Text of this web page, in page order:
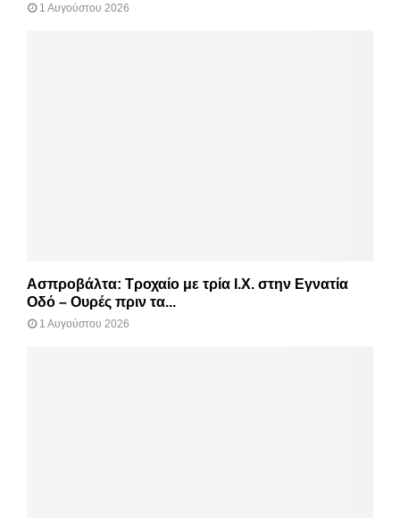
1 Αυγούστου 2026
Ασπροβάλτα: Τροχαίο με τρία Ι.Χ. στην Εγνατία
Οδό – Ουρές πριν τα...
1 Αυγούστου 2026